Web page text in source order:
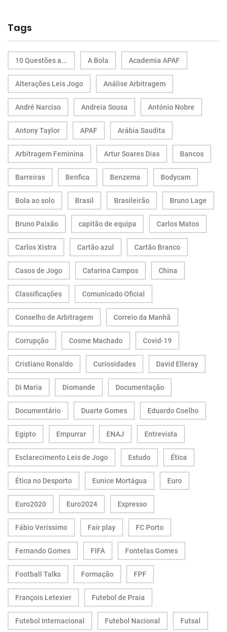
Tags
10 Questões a... A Bola Academia APAF
Alterações Leis Jogo Análise Arbitragem
André Narciso Andreia Sousa António Nobre
Antony Taylor APAF Arábia Saudita
Arbitragem Feminina Artur Soares Dias Bancos
Barreiras Benfica Benzema Bodycam
Bola ao solo Brasil Brasileirão Bruno Lage
Bruno Paixão capitão de equipa Carlos Matos
Carlos Xistra Cartão azul Cartão Branco
Casos de Jogo Catarina Campos China
Classificações Comunicado Oficial
Conselho de Arbitragem Correio da Manhã
Corrupção Cosme Machado Covid-19
Cristiano Ronaldo Curiosidades David Elleray
Di Maria Diomande Documentação
Documentário Duarte Gomes Eduardo Coelho
Egipto Empurrar ENAJ Entrevista
Esclarecimento Leis de Jogo Estudo Ética
Ética no Desporto Eunice Mortágua Euro
Euro2020 Euro2024 Expresso
Fábio Veríssimo Fair play FC Porto
Fernando Gomes FIFA Fontelas Gomes
Football Talks Formação FPF
François Letexier Futebol de Praia
Futebol Internacional Futebol Nacional Futsal